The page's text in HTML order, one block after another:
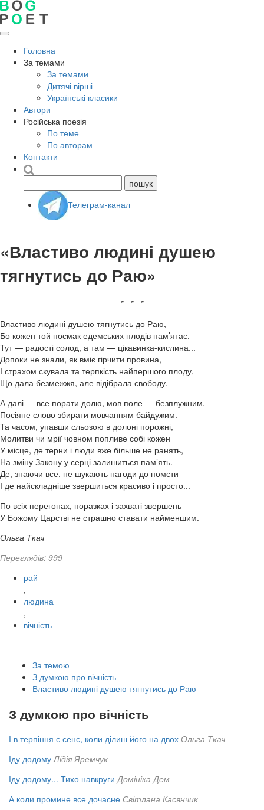
Головна
За темами
За темами
Дитячі вірші
Українські класики
Автори
Російська поезія
По теме
По авторам
Контакти
Телеграм-канал
«Властиво людині душею
тягнутись до Раю»
* * *
Властиво людині душею тягнутись до Раю,
Бо кожен той посмак едемських плодів пам’ятає.
Тут — радості солод, а там — цікавинка-кислина...
Допоки не знали, як вміє гірчити провина,
І страхом скувала та терпкість найпершого плоду,
Що дала безмежжя, але відібрала свободу.
А далі — все порати долю, мов поле — безплужним.
Посіяне слово збирати мовчанням байдужим.
Та часом, упавши сльозою в долоні порожні,
Молитви чи мрії човном попливе собі кожен
У місце, де терни і люди вже більше не ранять,
На зміну Закону у серці залишиться пам’ять.
Де, знаючи все, не шукають нагоди до помсти
І де найскладніше звершиться красиво і просто...
По всіх перегонах, поразках і захваті звершень
У Божому Царстві не страшно ставати найменшим.
Ольга Ткач
Переглядів: 999
рай
,
людина
,
вічність
За темою
З думкою про вічність
Властиво людині душею тягнутись до Раю
З думкою про вічність
І в терпіння є сенс, коли ділиш його на двох Ольга Ткач
Іду додому Лідія Яремчук
Іду додому... Тихо навкруги Домініка Дем
А коли промине все дочасне Світлана Касянчик